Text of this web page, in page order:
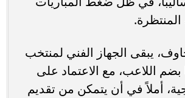
يبقى الجهاز الفني لمنتخب
اللاعب، مع الاعتماد على
أملاً في أن يتمكن من تقديم